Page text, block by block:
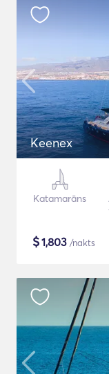
Keenex
Katamarāns
$1,803 /nakts